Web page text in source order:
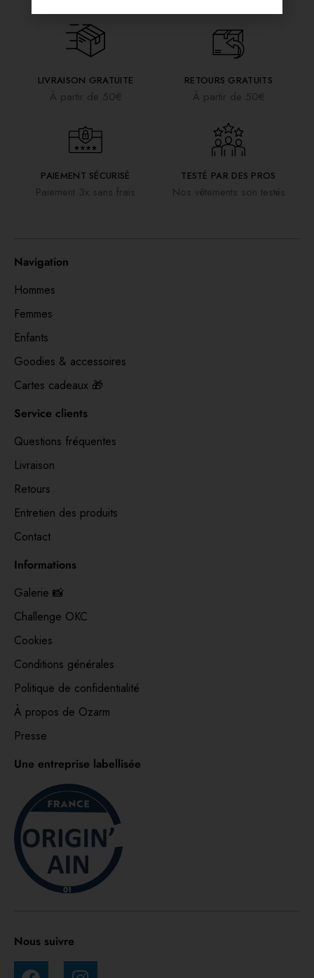
LIVRAISON GRATUITE
À partir de 50€
RETOURS GRATUITS
À partir de 50€
PAIEMENT SÉCURISÉ
Paiement 3x sans frais
TESTÉ PAR DES PROS
Nos vêtements son testés
Navigation
Hommes
Femmes
Enfants
Goodies & accessoires
Cartes cadeaux 🎁
Service clients
Questions fréquentes
Livraison
Retours
Entretien des produits
Contact
Informations
Galerie 📸
Challenge OKC
Cookies
Conditions générales
Politique de confidentialité
À propos de Ozarm
Presse
Une entreprise labellisée
Nous suivre